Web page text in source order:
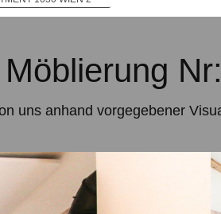
uns anhand vorgegebener